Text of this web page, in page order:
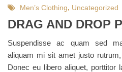
Men’s Clothing, Uncategorized
DRAG AND DROP
Suspendisse ac quam sed
aliquam mi sit amet justo
Donec eu libero aliquet, porttitor